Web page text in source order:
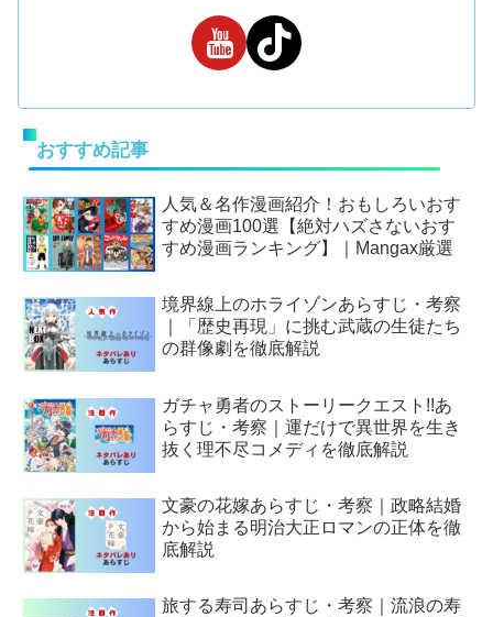
おすすめ記事
人気＆名作漫画紹介！おもしろいおす
すめ漫画100選【絶対ハズさないおす
すめ漫画ランキング】｜Mangax厳選
境界線上のホライゾンあらすじ・考察
｜「歴史再現」に挑む武蔵の生徒たち
の群像劇を徹底解説
ガチャ勇者のストーリークエスト!!あ
らすじ・考察｜運だけで異世界を生き
抜く理不尽コメディを徹底解説
文豪の花嫁あらすじ・考察｜政略結婚
から始まる明治大正ロマンの正体を徹
底解説
旅する寿司あらすじ・考察｜流浪の寿